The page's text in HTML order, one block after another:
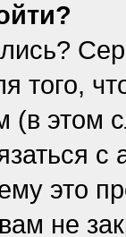
того,
(в этом
это
не